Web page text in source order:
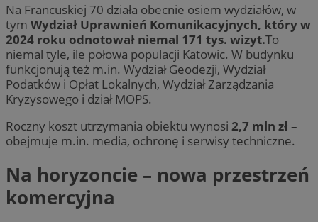
Na Francuskiej 70 działa obecnie osiem wydziałów, w
tym Wydział Uprawnień Komunikacyjnych, który w
2024 roku odnotował niemal 171 tys. wizyt.To
niemal tyle, ile połowa populacji Katowic. W budynku
funkcjonują też m.in. Wydział Geodezji, Wydział
Podatków i Opłat Lokalnych, Wydział Zarządzania
Kryzysowego i dział MOPS.
Roczny koszt utrzymania obiektu wynosi 2,7 mln zł–
obejmuje m.in. media, ochronę i serwisy techniczne.
Na horyzoncie – nowa przestrzeń
komercyjna